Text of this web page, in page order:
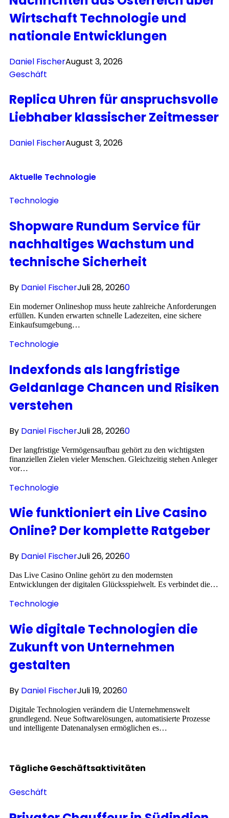
Wirtschaft Technologie und
nationale Entwicklungen
Daniel FischerAugust 3, 2026
Geschäft
Replica Uhren für anspruchsvolle
Liebhaber klassischer Zeitmesser
Daniel FischerAugust 3, 2026
Aktuelle Technologie
Technologie
Shopware Rundum Service für
nachhaltiges Wachstum und
technische Sicherheit
By Daniel FischerJuli 28, 20260
Ein moderner Onlineshop muss heute zahlreiche Anforderungen
erfüllen. Kunden erwarten schnelle Ladezeiten, eine sichere
Einkaufsumgebung…
Technologie
Indexfonds als langfristige
Geldanlage Chancen und Risiken
verstehen
By Daniel FischerJuli 28, 20260
Der langfristige Vermögensaufbau gehört zu den wichtigsten
finanziellen Zielen vieler Menschen. Gleichzeitig stehen Anleger
vor…
Technologie
Wie funktioniert ein Live Casino
Online? Der komplette Ratgeber
By Daniel FischerJuli 26, 20260
Das Live Casino Online gehört zu den modernsten
Entwicklungen der digitalen Glücksspielwelt. Es verbindet die…
Technologie
Wie digitale Technologien die
Zukunft von Unternehmen
gestalten
By Daniel FischerJuli 19, 20260
Digitale Technologien verändern die Unternehmenswelt
grundlegend. Neue Softwarelösungen, automatisierte Prozesse
und intelligente Datenanalysen ermöglichen es…
TäglicheGeschäftsaktivitäten
Geschäft